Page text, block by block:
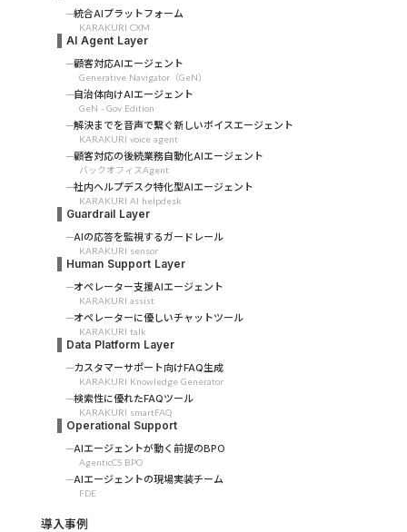
統合AIプラットフォーム
KARAKURI CXM
AI Agent Layer
顧客対応AIエージェント
Generative Navigator（GeN）
自治体向けAIエージェント
GeN - Gov Edition
解決までを音声で繋ぐ新しいボイスエージェント
KARAKURI voice agent
顧客対応の後続業務自動化AIエージェント
バックオフィスAgent
社内ヘルプデスク特化型AIエージェント
KARAKURI AI helpdesk
Guardrail Layer
AIの応答を監視するガードレール
KARAKURI sensor
Human Support Layer
オペレーター支援AIエージェント
KARAKURI assist
オペレーターに優しいチャットツール
KARAKURI talk
Data Platform Layer
カスタマーサポート向けFAQ生成
KARAKURI Knowledge Generator
検索性に優れたFAQツール
KARAKURI smartFAQ
Operational Support
AIエージェントが動く前提のBPO
AgenticCS BPO
AIエージェントの現場実装チーム
FDE
導入事例